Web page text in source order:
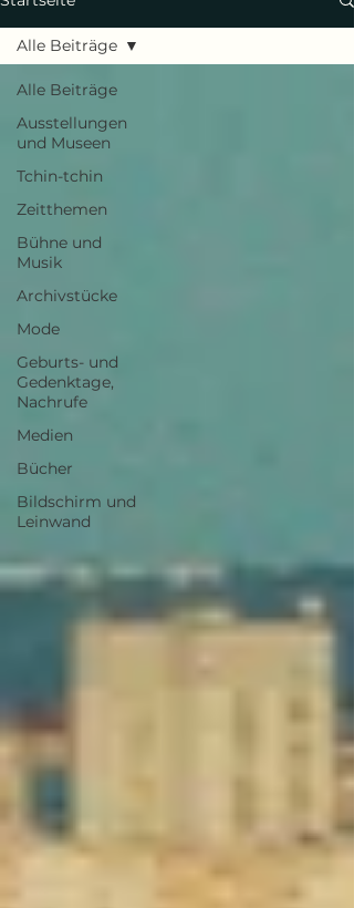
Alle Beiträge
Ausstellungen
und Museen
Tchin-tchin
Zeitthemen
Bühne und
Musik
Archivstücke
Mode
Geburts- und
Gedenktage,
Nachrufe
Medien
Bücher
Bildschirm und
Leinwand
Alle Beiträge